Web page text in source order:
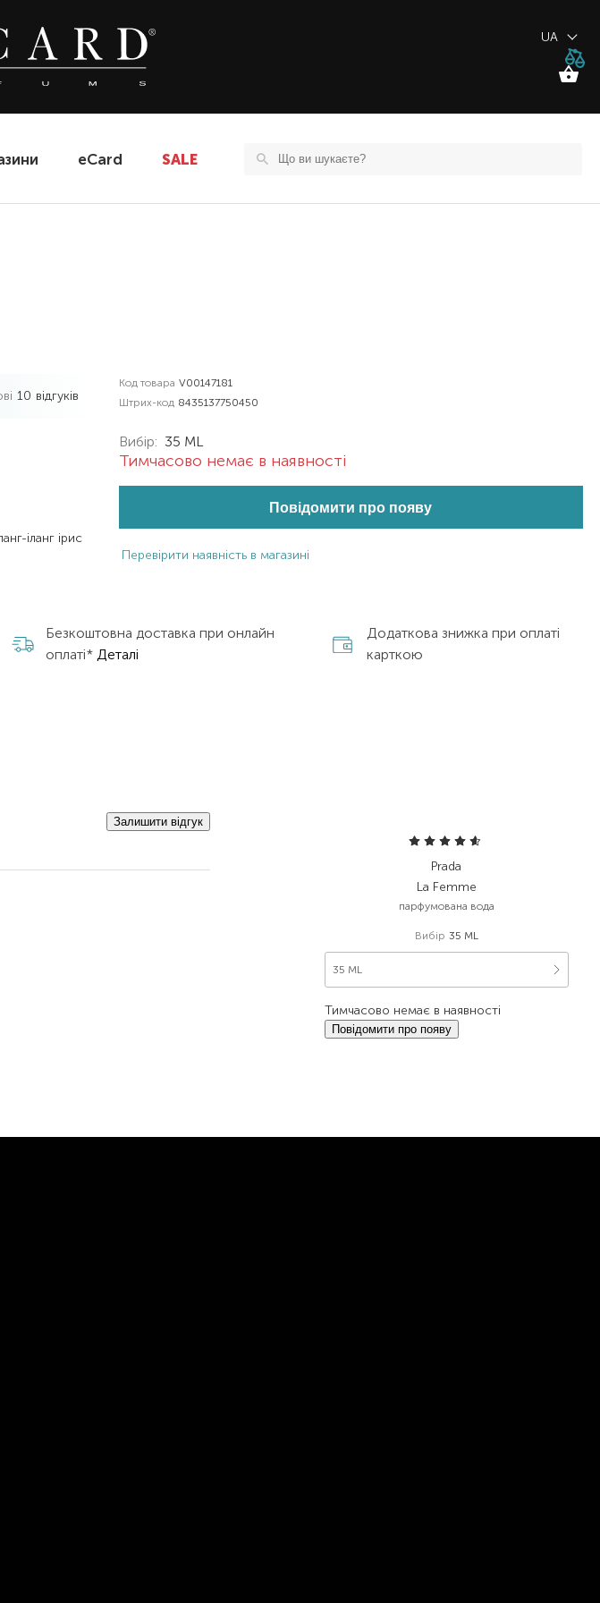
UA
eCard SALE
10 відгуків
іланг ірис
Код товара V00147181
Штрих-код 8435137750450
Вибір: 35 ML
Тимчасово немає в наявності
Повідомити про появу
Перевірити наявність в магазині
Безкоштовна доставка при онлайн
оплаті* Деталі
Додаткова знижка при оплаті
карткою
Залишити відгук
Prada
La Femme
парфумована вода
Вибір 35 ML
35 ML
Тимчасово немає в наявності
Повідомити про появу